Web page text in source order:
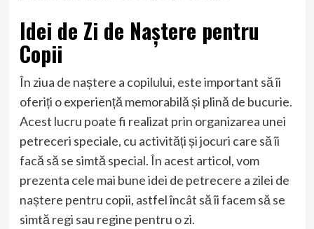
Idei de Zi de Naștere pentru
Copii
În ziua de naștere a copilului, este important să îi
oferiți o experiență memorabilă și plină de bucurie.
Acest lucru poate fi realizat prin organizarea unei
petreceri speciale, cu activități și jocuri care să îi
facă să se simtă special. În acest articol, vom
prezenta cele mai bune idei de petrecere a zilei de
naștere pentru copii, astfel încât să îi facem să se
simtă regi sau regine pentru o zi.